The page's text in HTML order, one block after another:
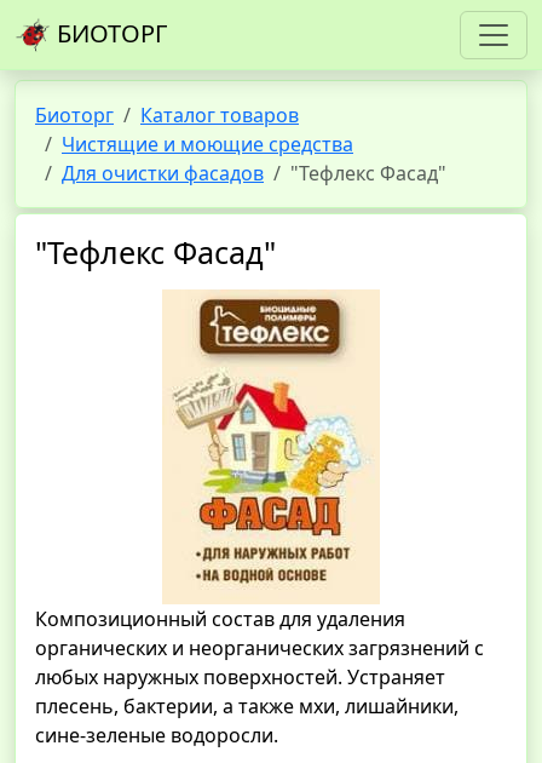
БИОТОРГ
Биоторг
Каталог товаров
Чистящие и моющие средства
Для очистки фасадов
"Тефлекс Фасад"
"Тефлекс Фасад"
Композиционный состав для удаления
органических и неорганических загрязнений с
любых наружных поверхностей. Устраняет
плесень, бактерии, а также мхи, лишайники,
сине-зеленые водоросли.